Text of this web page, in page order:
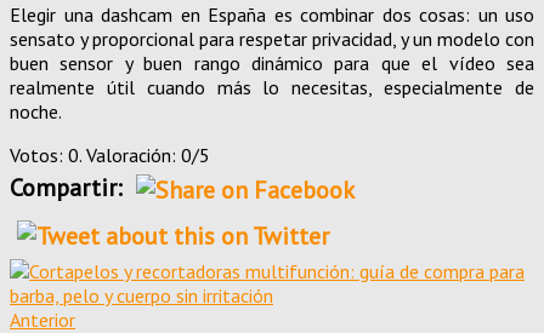
Elegir una dashcam en España es combinar dos cosas: un uso
sensato y proporcional para respetar privacidad, y un modelo con
buen sensor y buen rango dinámico para que el vídeo sea
realmente útil cuando más lo necesitas, especialmente de
noche.
Votos: 0. Valoración: 0/5
Compartir:
Anterior